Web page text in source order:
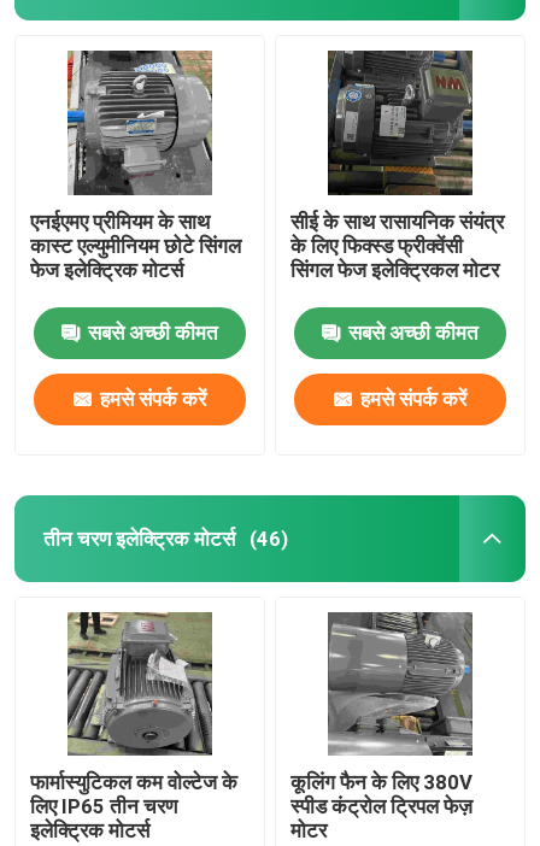
एनईएमए प्रीमियम के साथ
कास्ट एल्युमीनियम छोटे सिंगल
फेज इलेक्ट्रिक मोटर्स
सबसे अच्छी कीमत
हमसे संपर्क करें
सीई के साथ रासायनिक संयंत्र
के लिए फिक्स्ड फ्रीक्वेंसी
सिंगल फेज इलेक्ट्रिकल मोटर
सबसे अच्छी कीमत
हमसे संपर्क करें
तीन चरण इलेक्ट्रिक मोटर्स (46)
फार्मास्युटिकल कम वोल्टेज के
लिए IP65 तीन चरण
इलेक्ट्रिक मोटर्स
कूलिंग फैन के लिए 380V
स्पीड कंट्रोल ट्रिपल फेज़
मोटर